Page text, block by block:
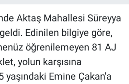
Aktaş Mahallesi Süreyya
Edinilen bilgiye göre,
öğrenilemeyen 81 AJ
yolun karşısına
yaşındaki Emine Çakan'a